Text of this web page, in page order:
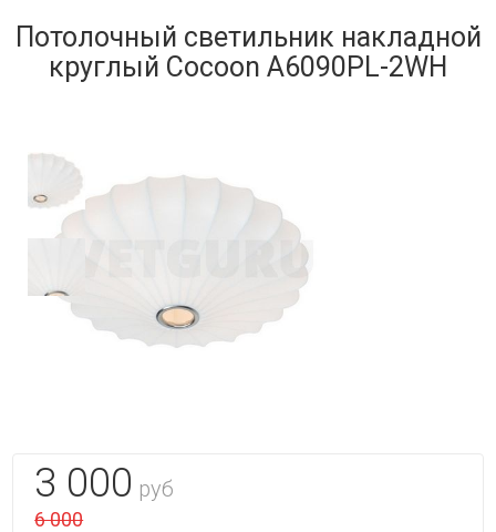
Интерьерные
Уличные
Еще
Потолочный светильник накладной
круглый Cocoon A6090PL-2WH
3 000 руб
6 000